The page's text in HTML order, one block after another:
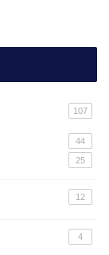
107
44
25
12
4